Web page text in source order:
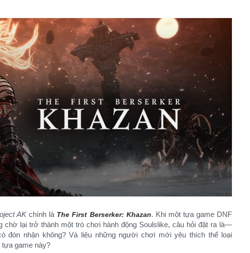
AKchính là The First Berserker: Khazan. Khi một tựa game DNF
chờ lại trở thành một trò chơi hành động Soulslike, câu hỏi đặt ra là—
đón nhận không? Và liệu những người chơi mới yêu thích thể loại
tựa game này?